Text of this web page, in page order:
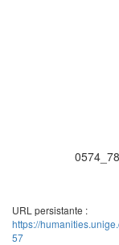
URL persistante :
https://
57